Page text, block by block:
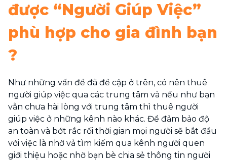
được “Người Giúp Việc”
phù hợp cho gia đình bạn
?
Như những vấn đề đã đề cập ở trên, có nên thuê
người giúp việc qua các trung tâm và nếu như bạn
vẫn chưa hài lòng với trung tâm thì thuê người
giúp việc ở những kênh nào khác. Để đảm bảo độ
an toàn và bớt rắc rối thời gian mọi người sẽ bắt đầu
với việc là nhờ vả tìm kiếm qua kênh người quen
giới thiệu hoặc nhờ bạn bè chia sẻ thông tin người